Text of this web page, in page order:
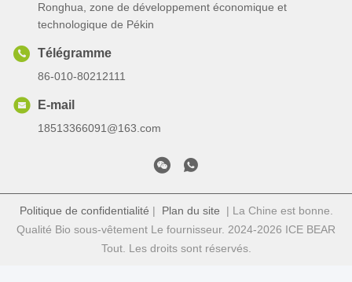
Ronghua, zone de développement économique et
technologique de Pékin
Télégramme
86-010-80212111
E-mail
18513366091@163.com
Politique de confidentialité | Plan du site | La Chine est bonne.
Qualité Bio sous-vêtement Le fournisseur. 2024-2026 ICE BEAR
Tout. Les droits sont réservés.